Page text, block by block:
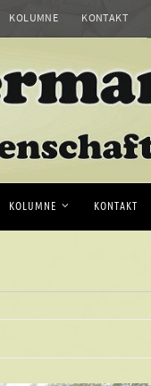
KOLUMNE KONTAKT
KOLUMNE KONTAKT